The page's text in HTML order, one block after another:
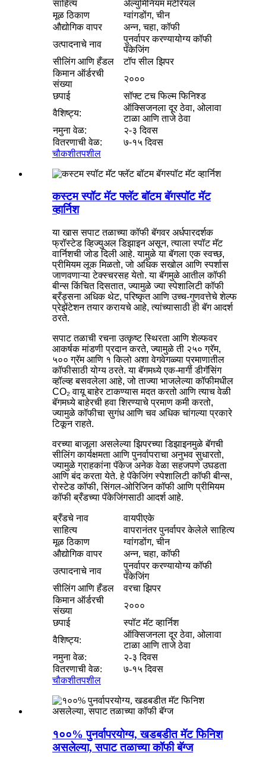
साहित्य
ॲल्युमिनियम मटेरियल
मूळ ठिकाण
ग्वांगडोंग, चीन
औद्योगिक वापर
अन्न, चहा, कॉफी
उत्पादनाचे नाव
पुनर्वापर करण्यायोग्य कॉफी
पॅकेजिंग
सीलिंग आणि हँडल
टॉप सील झिपर
किमान ऑर्डरची
संख्या
२०००
छपाई
सॉफ्ट टच फिल्म फिनिश्ड
वैशिष्ट्य:
ऑक्सिजनला दूर ठेवा, ओलावा
टाळा आणि ताजे ठेवा
नमुना वेळ:
२-३ दिवस
वितरणाची वेळ:
७-१५ दिवस
चौकशीतपशील
कस्टम स्पॉट मॅट फ्लॅट बॉटम बॅगस्पॉट मॅट
व्हार्निश
या खास सपाट तळाच्या कॉफी बॅगवर अर्धपारदर्शक
फ्रॉस्टेड व्हिज्युअल डिझाइन असून, त्याला स्पॉट मॅट
वार्निशची जोड दिली आहे. यामुळे या बॅगला एक स्वच्छ,
प्रीमियम लूक मिळतो, जो अधिक सखोल आणि स्पर्शास
जाणवणाऱ्या टेक्स्चरसह येतो. या बॅगमुळे आतील कॉफी
बीन्स किंचित दिसतात, ज्यामुळे ज्या स्पेशालिटी कॉफी
ब्रँड्सना अधिक थेट, परिष्कृत आणि उच्च-गुणवत्तेचे शेल्फ
प्रेझेंटेशन तयार करायचे आहे, त्यांच्यासाठी ही बॅग आदर्श
ठरते.
सपाट तळाची रचना उत्कृष्ट स्थिरता आणि शेल्फवर
आकर्षक मांडणी प्रदान करते, ज्यामुळे ती २५० ग्रॅम,
५०० ग्रॅम आणि १ किलो अशा वेगवेगळ्या प्रमाणातील
कॉफीसाठी योग्य ठरते. या बॅगमध्ये एक-मार्गी डीगॅसिंग
व्हॉल्व्ह बसवलेला आहे, जो ताज्या भाजलेल्या कॉफीमधील
CO₂ वायू बाहेर टाकण्यास मदत करतो आणि त्याच वेळी
बॅगमध्ये बाहेरची हवा शिरण्याचे प्रमाण कमी करतो,
ज्यामुळे कॉफीचा सुगंध आणि चव अधिक चांगल्या प्रकारे
टिकून राहते.
वरच्या बाजूला असलेल्या झिपरच्या डिझाइनमुळे बॅगची
सीलिंग कार्यक्षमता आणि पुनर्वापराचा अनुभव सुधारतो,
ज्यामुळे ग्राहकांना पॅकेज अनेक वेळा सहजपणे उघडता
आणि बंद करता येते. हे पॅकेजिंग स्पेशालिटी कॉफी बीन्स,
रोस्टेड कॉफी, सिंगल-ओरिजिन कॉफी आणि प्रीमियम
कॉफी ब्रँडच्या पॅकेजिंगसाठी आदर्श आहे.
ब्रँडचे नाव
वायपीएके
साहित्य
वापरानंतर पुनर्वापर केलेले साहित्य
मूळ ठिकाण
ग्वांगडोंग, चीन
औद्योगिक वापर
अन्न, चहा, कॉफी
उत्पादनाचे नाव
पुनर्वापर करण्यायोग्य कॉफी
पॅकेजिंग
सीलिंग आणि हँडल
वरचा झिपर
किमान ऑर्डरची
संख्या
२०००
छपाई
स्पॉट मॅट व्हार्निश
वैशिष्ट्य:
ऑक्सिजनला दूर ठेवा, ओलावा
टाळा आणि ताजे ठेवा
नमुना वेळ:
२-३ दिवस
वितरणाची वेळ:
७-१५ दिवस
चौकशीतपशील
१००% पुनर्वापरयोग्य, खडबडीत मॅट फिनिश
असलेल्या, सपाट तळाच्या कॉफी बॅग्ज